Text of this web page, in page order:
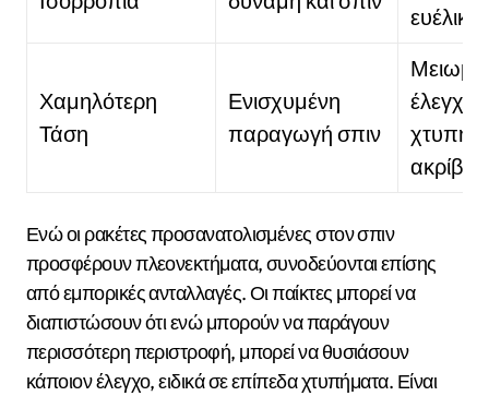
ευέλικτη
Χαμηλότερη
Τάση
Ενισχυμένη
παραγωγή σπιν
Ενώ οι ρακέτες προσανατολισμένες στον σπιν
προσφέρουν πλεονεκτήματα, συνοδεύονται επίσης
από εμπορικές ανταλλαγές. Οι παίκτες μπορεί να
διαπιστώσουν ότι ενώ μπορούν να παράγουν
περισσότερη περιστροφή, μπορεί να θυσιάσουν
κάποιον έλεγχο, ειδικά σε επίπεδα χτυπήματα. Είναι